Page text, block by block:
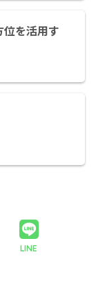
を活用す
LINE